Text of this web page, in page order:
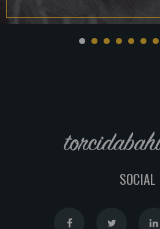
SOCIAL